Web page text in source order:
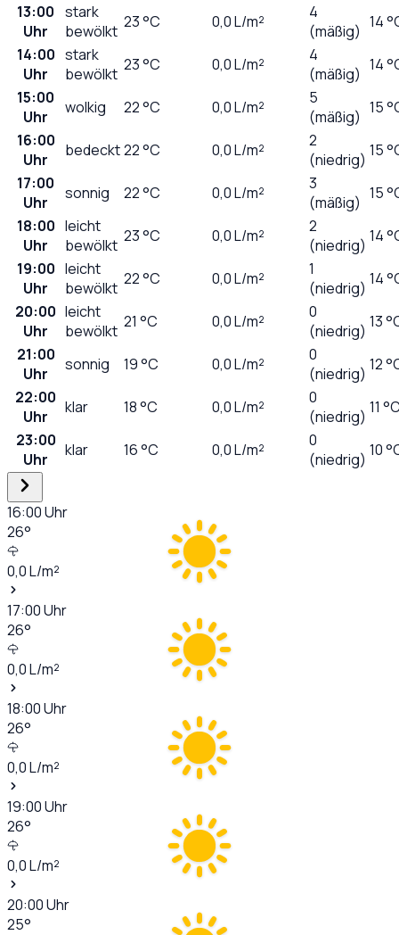
13:00
Uhr
stark
bewölkt 23°C 0,0L/m²
4
(mäßig) 14
14:00
Uhr
stark
bewölkt 23°C 0,0L/m²
4
(mäßig) 14
15:00
Uhr
wolkig 22°C 0,0L/m²
5
(mäßig) 15
16:00
Uhr
bedeckt22°C 0,0L/m²
2
(niedrig) 15
17:00
Uhr
sonnig 22°C 0,0L/m²
3
(mäßig) 15
18:00
Uhr
leicht
bewölkt 23°C 0,0L/m²
2
(niedrig) 14
19:00
Uhr
leicht
bewölkt 22°C 0,0L/m²
1
(niedrig) 14
20:00
Uhr
leicht
bewölkt 21 °C 0,0L/m²
0
(niedrig) 13
21:00
Uhr
sonnig 19°C 0,0L/m²
0
(niedrig) 12
22:00
Uhr
klar 18°C 0,0L/m²
0
(niedrig) 11
23:00
Uhr
klar 16°C 0,0L/m²
0
(niedrig) 10
16:00Uhr
26°
0,0L/m²
17:00Uhr
26°
0,0L/m²
18:00Uhr
26°
0,0L/m²
19:00Uhr
26°
0,0L/m²
20:00Uhr
25°